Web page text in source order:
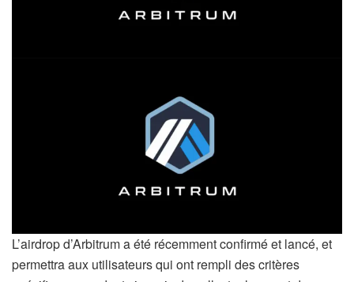
L’airdrop d’Arbitrum a été récemment confirmé et lancé, et
permettra aux utilisateurs qui ont rempli des critères